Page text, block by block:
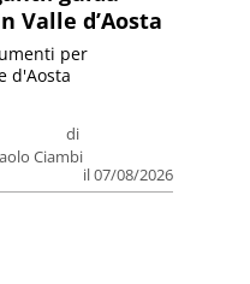
Valle d’Aosta
di
Ciambi
il 07/08/2026
per
d'Aosta